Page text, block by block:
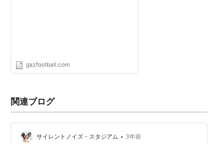
gazfootball.com
関連ブログ
サイレントノイズ・スタジアム • 3年前